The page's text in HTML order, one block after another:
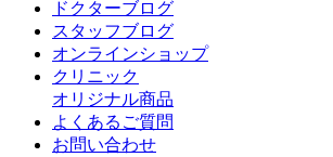
ドクターブログ
スタッフブログ
オンラインショップ
クリニック
オリジナル商品
よくあるご質問
お問い合わせ